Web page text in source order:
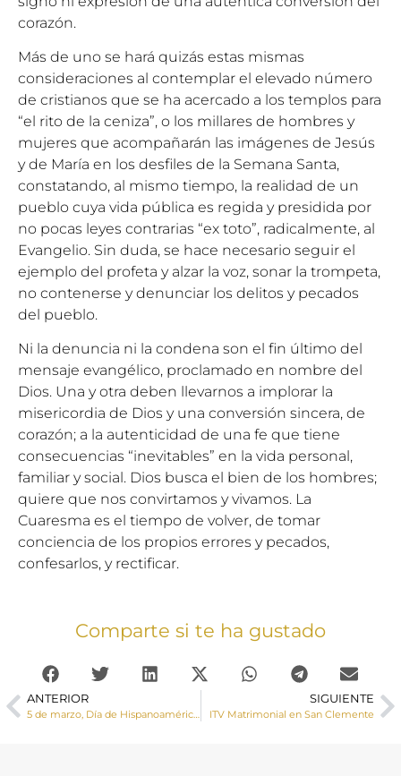
corazón.
Más de uno se hará quizás estas mismas
consideraciones al contemplar el elevado número
de cristianos que se ha acercado a los templos para
“el rito de la ceniza”, o los millares de hombres y
mujeres que acompañarán las imágenes de Jesús
y de María en los desfiles de la Semana Santa,
constatando, al mismo tiempo, la realidad de un
pueblo cuya vida pública es regida y presidida por
no pocas leyes contrarias “ex toto”, radicalmente, al
Evangelio. Sin duda, se hace necesario seguir el
ejemplo del profeta y alzar la voz, sonar la trompeta,
no contenerse y denunciar los delitos y pecados
del pueblo.
Ni la denuncia ni la condena son el fin último del
mensaje evangélico, proclamado en nombre del
Dios. Una y otra deben llevarnos a implorar la
misericordia de Dios y una conversión sincera, de
corazón; a la autenticidad de una fe que tiene
consecuencias “inevitables” en la vida personal,
familiar y social. Dios busca el bien de los hombres;
quiere que nos convirtamos y vivamos. La
Cuaresma es el tiempo de volver, de tomar
conciencia de los propios errores y pecados,
confesarlos, y rectificar.
Comparte si te ha gustado
ANTERIOR
5 de marzo, Día de Hispanoamérica con el lema, «Hermanos en la fe»
SIGUIENTE
ITV Matrimonial en San Clemente